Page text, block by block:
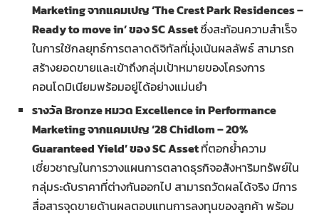
Marketing จากแคมเปญ ‘The Crest Park Residences –
Ready to move in’ ของ SC Assetซึ่งสะท้อนความสำเร็จ
ในการใช้กลยุทธ์การตลาดดิจิทัลที่มุ่งเน้นผลลัพธ์ สามารถ
สร้างยอดขายและเข้าถึงกลุ่มเป้าหมายของโครงการ
คอนโดมิเนียมพร้อมอยู่ได้อย่างแม่นยำ
รางวัลBronze หมวด Excellence in Performance
Marketing จากแคมเปญ ‘28 Chidlom – 20%
Guaranteed Yield’ ของ SC Assetที่ตอกย้ำความ
เชี่ยวชาญในการวางแผนการตลาดธุรกิจอสังหาริมทรัพย์ใน
กลุ่มระดับราคาที่ต่างกันออกไป สามารถวัดผลได้จริง มีการ
สื่อสารจุดขายด้านผลตอบแทนการลงทุนของลูกค้า พร้อม